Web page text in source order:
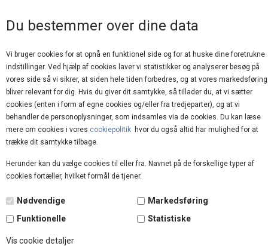
Du bestemmer over dine data
Vi bruger cookies for at opnå en funktionel side og for at huske dine foretrukne
indstillinger. Ved hjælp af cookies laver vi statistikker og analyserer besøg på
vores side så vi sikrer, at siden hele tiden forbedres, og at vores markedsføring
bliver relevant for dig. Hvis du giver dit samtykke, så tillader du, at vi sætter
cookies (enten i form af egne cookies og/eller fra tredjeparter), og at vi
behandler de personoplysninger, som indsamles via de cookies. Du kan læse
mere om cookies i vores cookiepolitik hvor du også altid har mulighed for at
trække dit samtykke tilbage.
Herunder kan du vælge cookies til eller fra. Navnet på de forskellige typer af
cookies fortæller, hvilket formål de tjener.
Nødvendige
Markedsføring
Funktionelle
Statistiske
Vis cookie detaljer
Forside» Brands»Åbenlys